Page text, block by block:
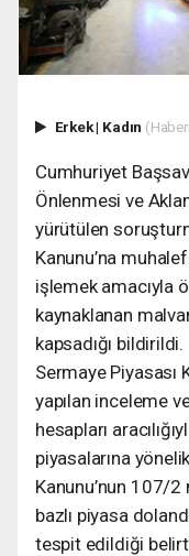
Erkek| Kadın
Cumhuriyet
Önlenmesi ve
yürütülen
Kanunu’na
işlemek amacıyla
kaynaklanan
kapsadığı bildirildi.
Sermaye Piyasası
yapılan inceleme
hesapları
piyasalarına
Kanunu’nun 107/
bazlı piyasa
tespit edildiği